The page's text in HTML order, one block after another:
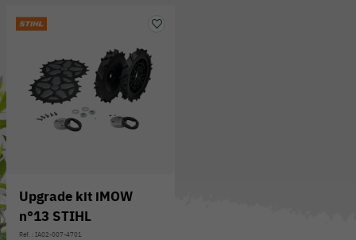
Upgrade kit iMOW
n°13 STIHL
Réf. : IA02-007-4701